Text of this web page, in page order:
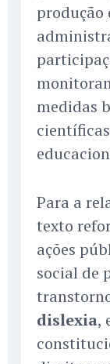
produção
medidas
Para a
texto
ações
social de
dislexia,